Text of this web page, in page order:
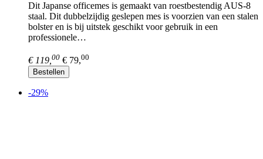
Dit Japanse officemes is gemaakt van roestbestendig AUS-8
staal. Dit dubbelzijdig geslepen mes is voorzien van een stalen
bolster en is bij uitstek geschikt voor gebruik in een
professionele…
€ 119, 00 € 79,00
Bestellen
-29%